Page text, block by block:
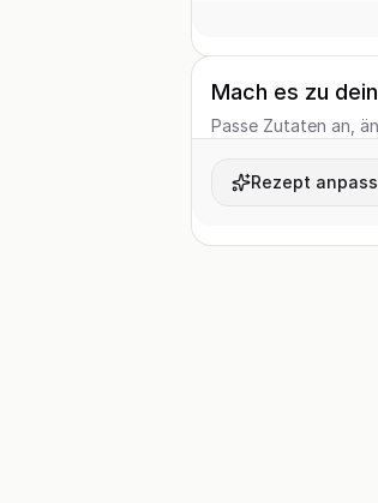
Mach es zu
Passe Zutaten an,
Rezept